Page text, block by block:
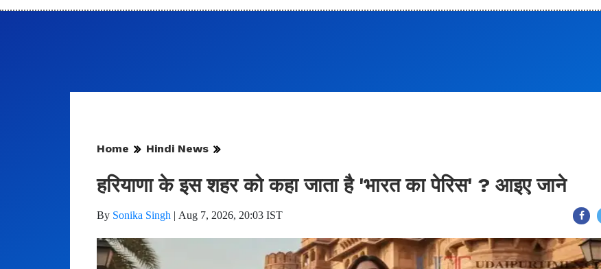
Home Hindi News
हरियाणा के इस शहर को कहा जाता है 'भारत का पेरिस' ? आइए जाने
By Sonika Singh | Aug 7, 2026, 20:03 IST